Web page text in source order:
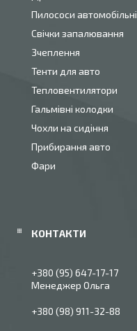
Пилососи автомобільні
Свічки запалювання
Зчеплення
Тенти для авто
Тепловентилятори
Гальмівні колодки
Чохли на сидіння
Прибирання авто
Фари
+380 (95) 647-17-17
Менеджер Ольга
+380 (98) 911-32-88